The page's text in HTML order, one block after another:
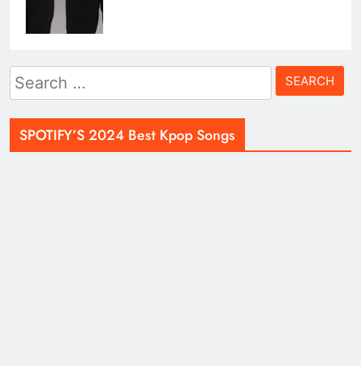
Search
for:
SPOTIFY’S 2024 Best Kpop Songs